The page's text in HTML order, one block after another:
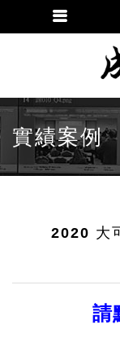
實績案例
2020 大
請